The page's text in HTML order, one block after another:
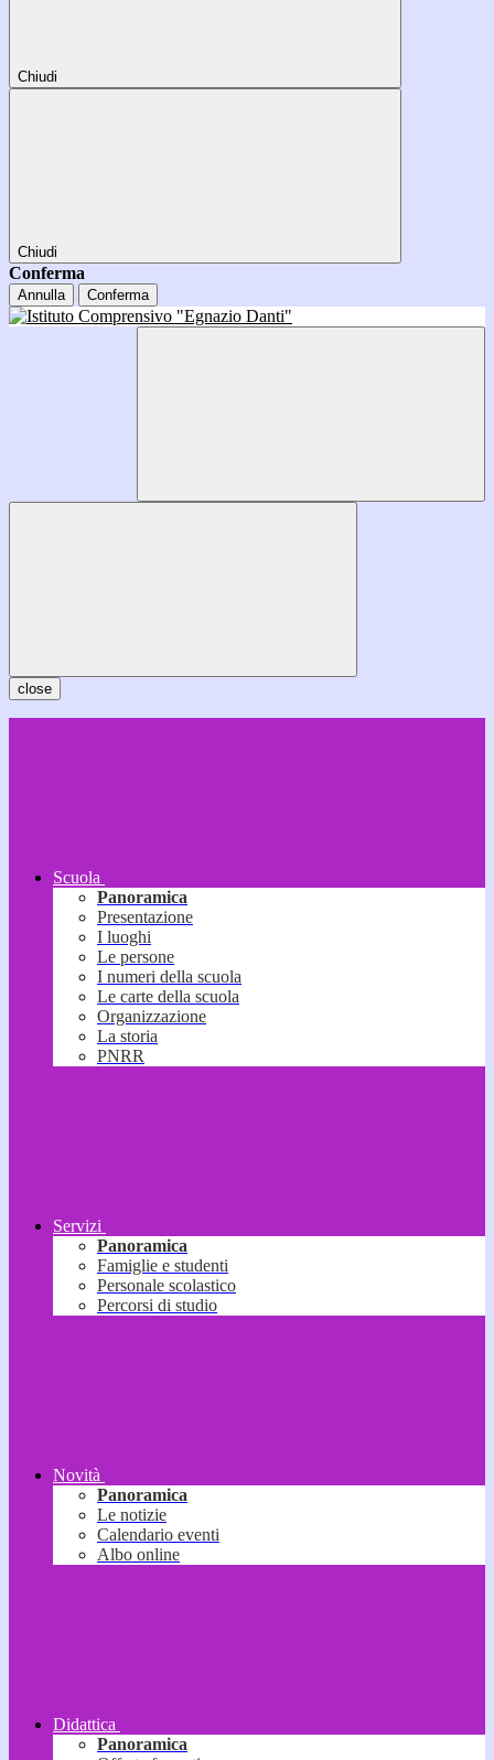
Chiudi
Chiudi
Conferma
Annulla Conferma
close
Scuola
Panoramica
Presentazione
I luoghi
Le persone
I numeri della scuola
Le carte della scuola
Organizzazione
La storia
PNRR
Servizi
Panoramica
Famiglie e studenti
Personale scolastico
Percorsi di studio
Novità
Panoramica
Le notizie
Calendario eventi
Albo online
Didattica
Panoramica